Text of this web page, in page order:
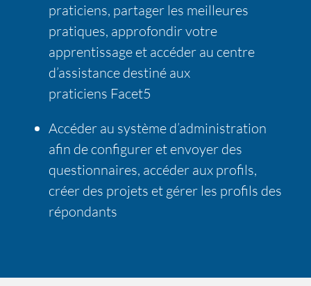
praticiens, partager les meilleures
pratiques, approfondir votre
apprentissage et accéder au centre
d’assistance destiné aux
praticiens Facet5
Accéder au système d’administration
afin de configurer et envoyer des
questionnaires, accéder aux profils,
créer des projets et gérer les profils des
répondants